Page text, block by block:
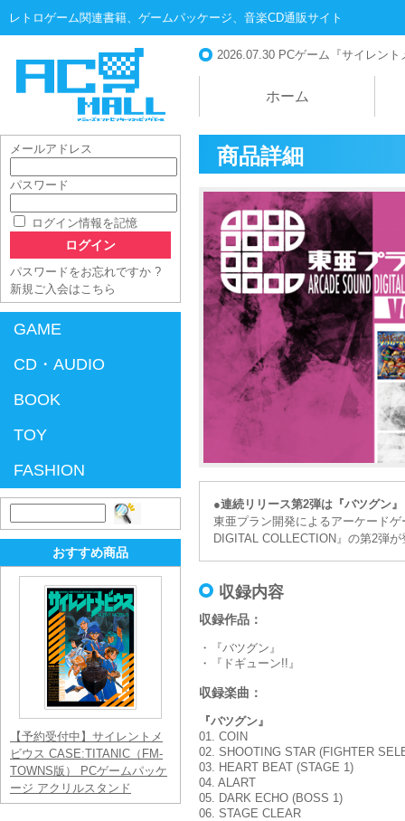
レトロゲーム関連書籍、ゲームパッケージ、音楽CD通販サイト
AC-MALL
2026.07.30 PCゲーム『サイレン
ホーム
商品詳細
●連続リリース第2弾は『バツグン
東亜プラン開発によるアーケード
DIGITAL COLLECTION』の第2弾
収録内容
収録作品：
・『バツグン』
・『ドギューン!!』
収録楽曲：
『バツグン』
01. COIN
02. SHOOTING STAR (FIGHTER
03. HEART BEAT (STAGE 1)
04. ALART
05. DARK ECHO (BOSS 1)
06. STAGE CLEAR
メールアドレス
パスワード
ログイン情報を記憶
パスワードをお忘れですか ?
新規ご入会はこちら
GAME
CD・AUDIO
BOOK
TOY
FASHION
索:
おすすめ商品
【予約受付中】サイレントメ
ビウス CASE:TITANIC（FM-
TOWNS版） PCゲームパッケ
ージ アクリルスタンド